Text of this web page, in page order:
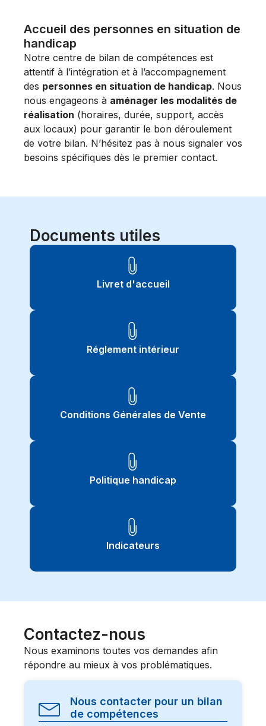
Accueil des personnes en situation de
handicap
Notre centre de bilan de compétences est
attentif à l’intégration et à l’accompagnement
des personnes en situation de handicap. Nous
nous engageons à aménager les modalités de
réalisation (horaires, durée, support, accès
aux locaux) pour garantir le bon déroulement
de votre bilan. N’hésitez pas à nous signaler vos
besoins spécifiques dès le premier contact.
Documents utiles
Livret d'accueil
Réglement intérieur
Conditions Générales de Vente
Politique handicap
Indicateurs
Contactez-nous
Nous examinons toutes vos demandes afin
répondre au mieux à vos problématiques.
Nous contacter pour un bilan
de compétences